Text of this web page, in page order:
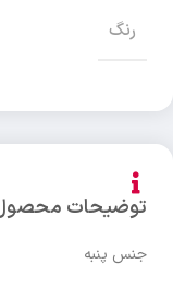
توضیحات
جنس پنبه
رنگ